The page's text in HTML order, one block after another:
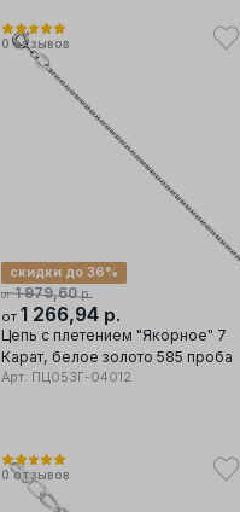
0 отзывов
от1 979,60р.
скидки до 36%
от 1 266,94 р.
Цепь с плетением "Якорное" 7
Карат, белое золото 585 проба
Арт. ПЦ053Г-04012
0 отзывов